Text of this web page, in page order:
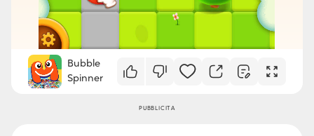
Bubble
Spinner
PUBBLICITÀ